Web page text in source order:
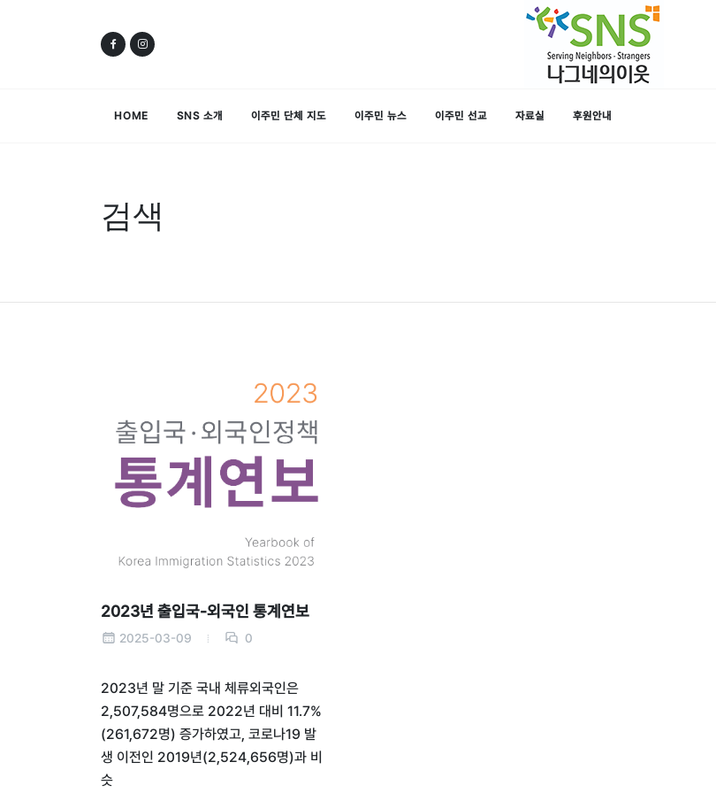
HOME SNS 소개 이주민 단체 지도 이주민 뉴스 이주민 선교 자료실 후원안내
검색
2023년 출입국-외국인 통계연보
2025-03-09 0
2023년 말 기준 국내 체류외국인은
2,507,584명으로 2022년 대비 11.7%
(261,672명) 증가하였고, 코로나19 발
생 이전인 2019년(2,524,656명)과 비
슷